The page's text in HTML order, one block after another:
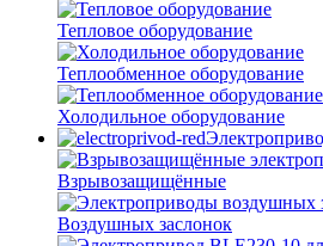
Тепловое оборудование
Теплообменное оборудование
Холодильное оборудование
Взрывозащищённые
Воздушных заслонок